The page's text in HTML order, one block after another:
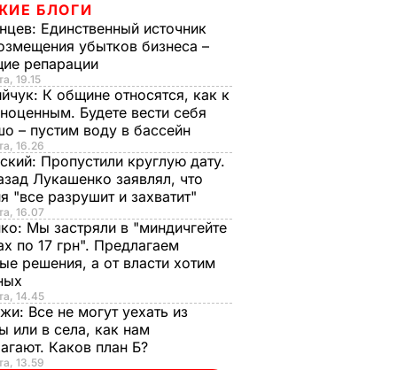
БЛОГИ
Единственный источник
убытков бизнеса –
репарации
19.15
К общине относятся, как к
Будете вести себя
– пустим воду в бассейн
16.26
Пропустили круглую дату.
Лукашенко заявлял, что
"все разрушит и захватит"
16.07
Мы застряли в "миндичгейте
по 17 грн". Предлагаем
решения, а от власти хотим
14.45
Все не могут уехать из
или в села, как нам
Каков план Б?
13.59